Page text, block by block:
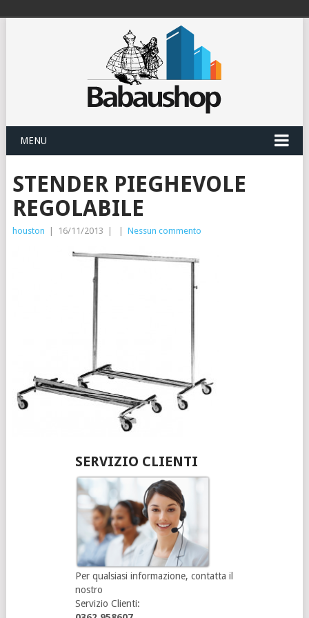
MENU
STENDER PIEGHEVOLE
REGOLABILE
houston 16/11/2013 Nessun commento
SERVIZIO CLIENTI
Per qualsiasi informazione, contatta il
nostro
Servizio Clienti: